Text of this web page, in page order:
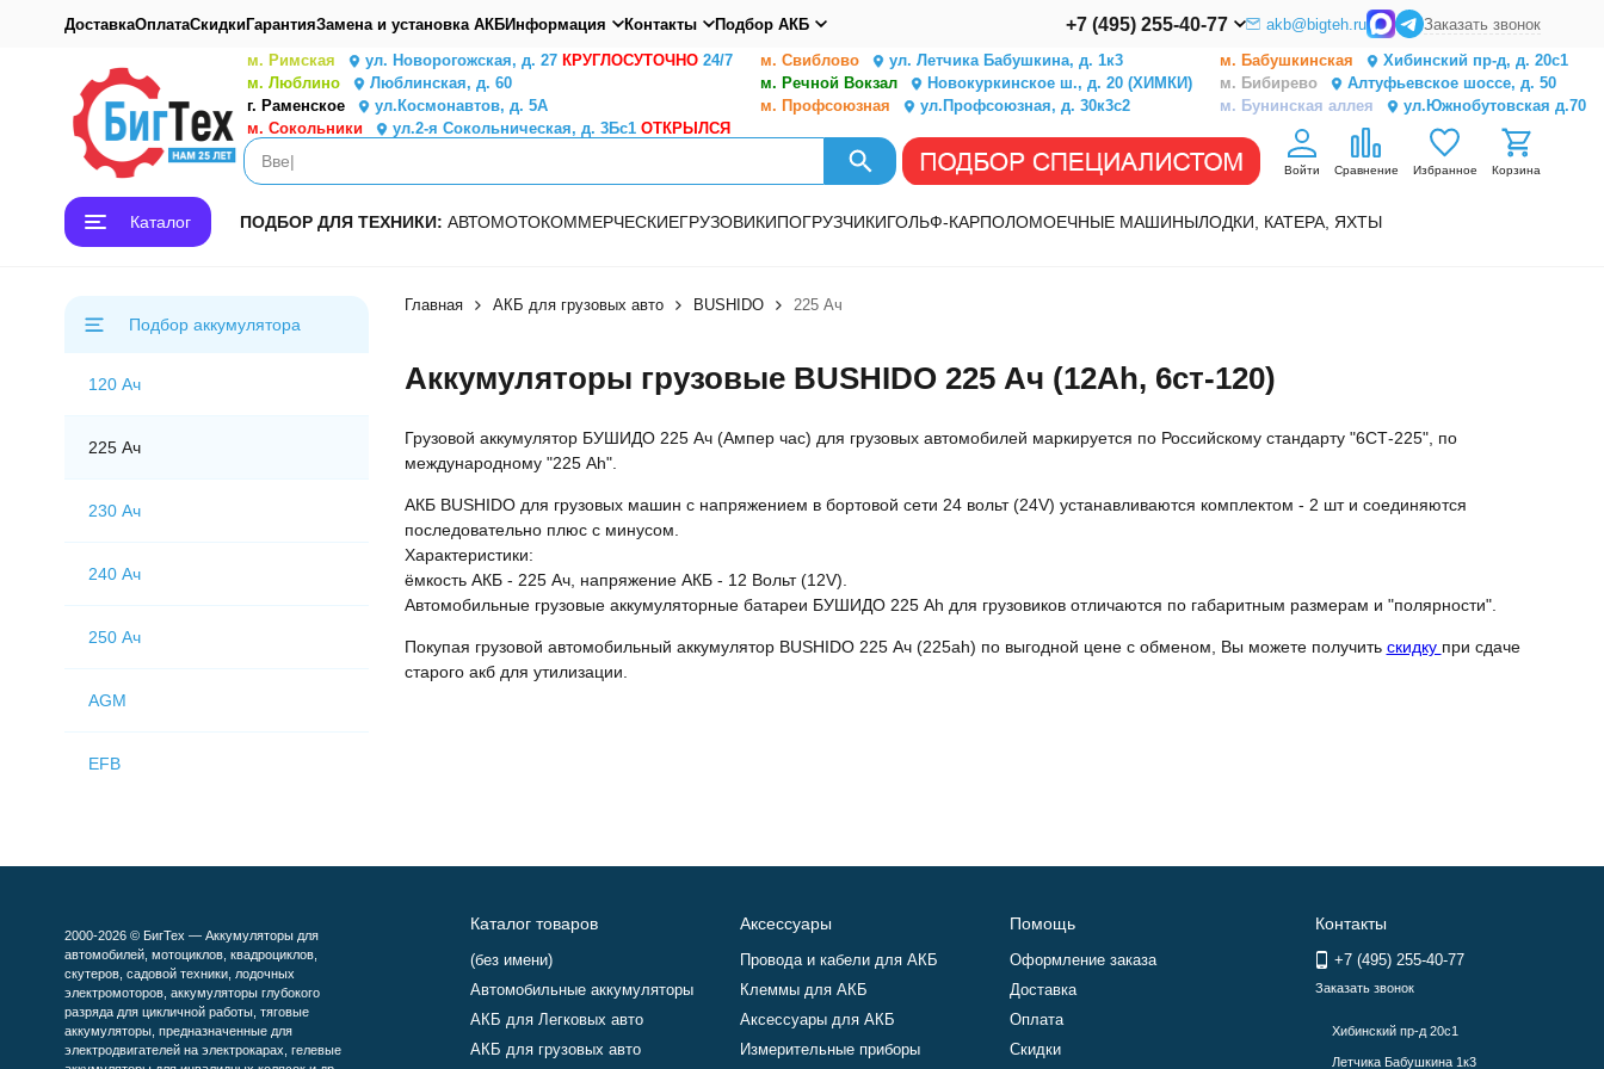
ДоставкаОплатаСкидкиГарантияЗамена и установка АКБИнформация Контакты Подбор АКБ +7 (495) 255-40-77 akb@bigteh.ru Заказать звонок
м. Римская ул. Новорогожская, д. 27 КРУГЛОСУТОЧНО24/7 м. Свиблово ул. Летчика Бабушкина, д. 1к3 м. Бабушкинская
Хибинский пр-д, д. 20с1
м. Люблино
Люблинская, д. 60 м. Речной Вокзал Новокуркинское ш., д. 20 (ХИМКИ) м. Бибирево
Алтуфьевское шоссе, д. 50
г. Раменское
ул.Космонавтов, д. 5А м. Профсоюзная ул.Профсоюзная, д. 30к3с2 м. Бунинская аллея
ул.Южнобутовская д.70
м. Сокольники
ул.2-я Сокольническая, д. 3Бс1 ОТКРЫЛСЯ
Войти Сравнение Избранное Корзина
Каталог ПОДБОР ДЛЯ ТЕХНИКИ: АВТОМОТОКОММЕРЧЕСКИЕГРУЗОВИКИПОГРУЗЧИКИГОЛЬФ-КАРПОЛОМОЕЧНЫЕ МАШИНЫЛОДКИ, КАТЕРА, ЯХТЫ
Главная АКБ для грузовых авто BUSHIDO 225 Ач
Аккумуляторы грузовые BUSHIDO 225 Ач (12Ah, 6ст-120)
Грузовой аккумулятор БУШИДО 225 Ач (Ампер час) для грузовых автомобилей маркируется по Российскому стандарту "6СТ-225", по
международному "225 Ah".
АКБ BUSHIDO для грузовых машин с напряжением в бортовой сети 24 вольт (24V) устанавливаются комплектом - 2 шт и соединяются
последовательно плюс с минусом.
Характеристики:
ёмкость АКБ - 225 Ач, напряжение АКБ - 12 Вольт (12V).
Автомобильные грузовые аккумуляторные батареи БУШИДО 225 Ah для грузовиков отличаются по габаритным размерам и "полярности".
Покупая грузовой автомобильный аккумулятор BUSHIDO 225 Ач (225ah) по выгодной цене с обменом, Вы можете получить скидку при сдаче
старого акб для утилизации.
Подбор аккумулятора
120 Ач
225 Ач
230 Ач
240 Ач
250 Ач
AGM
EFB
2000-2026 © БигТех — Аккумуляторы для
автомобилей, мотоциклов, квадроциклов,
скутеров, садовой техники, лодочных
электромоторов, аккумуляторы глубокого
разряда для цикличной работы, тяговые
аккумуляторы, предназначенные для
электродвигателей на электрокарах, гелевые
Каталог товаров
(без имени)
Автомобильные аккумуляторы
АКБ для Легковых авто
АКБ для грузовых авто
Аксессуары
Провода и кабели для АКБ
Клеммы для АКБ
Аксессуары для АКБ
Измерительные приборы
Помощь
Оформление заказа
Доставка
Оплата
Скидки
Контакты
+7 (495) 255-40-77
Заказать звонок
Хибинский пр-д 20с1
Летчика Бабушкина 1к3